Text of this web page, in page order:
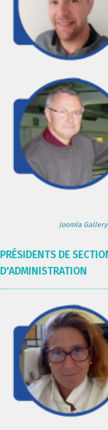
Joomla Gallery
PRÉSIDENTS DE
D'ADMINISTRATION